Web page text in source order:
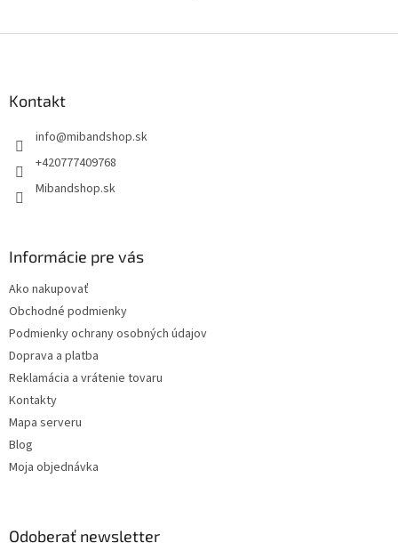
Kontakt
info@mibandshop.sk
+420777409768
Mibandshop.sk
Informácie pre vás
Ako nakupovať
Obchodné podmienky
Podmienky ochrany osobných údajov
Doprava a platba
Reklamácia a vrátenie tovaru
Kontakty
Mapa serveru
Blog
Moja objednávka
Odoberať newsletter